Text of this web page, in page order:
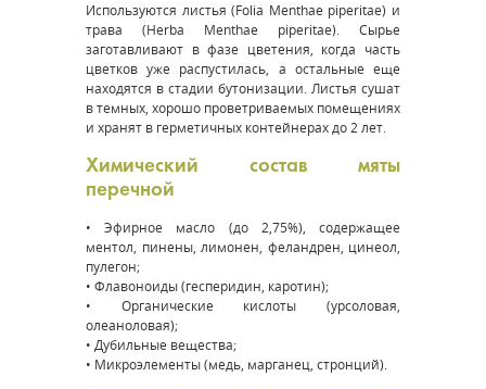
Используются листья (Folia Menthae piperitae) и
трава (Herba Menthae piperitae). Сырье
заготавливают в фазе цветения, когда часть
цветков уже распустилась, а остальные еще
находятся в стадии бутонизации. Листья сушат
в темных, хорошо проветриваемых помещениях
и хранят в герметичных контейнерах до 2 лет.
Химический состав мяты
перечной
• Эфирное масло (до 2,75%), содержащее
ментол, пинены, лимонен, феландрен, цинеол,
пулегон;
• Флавоноиды (гесперидин, каротин);
• Органические кислоты (урсоловая,
олеаноловая);
• Дубильные вещества;
• Микроэлементы (медь, марганец, стронций).